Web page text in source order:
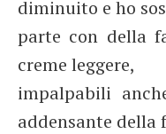
diminuito e ho
parte con della
creme leggere,
impalpabili
addensante della